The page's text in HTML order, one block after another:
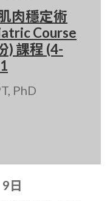
肉穩定術
Course
) 課程 (4-
PhD
日